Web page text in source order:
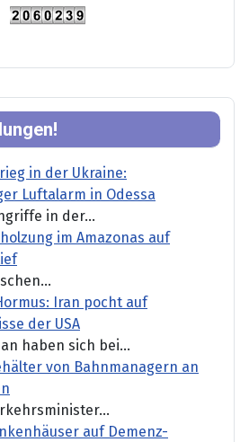
in der Ukraine:
Luftalarm in Odessa
in der...
im Amazonas auf
Iran pocht auf
der USA
haben sich bei...
von Bahnmanagern an
auf Demenz-